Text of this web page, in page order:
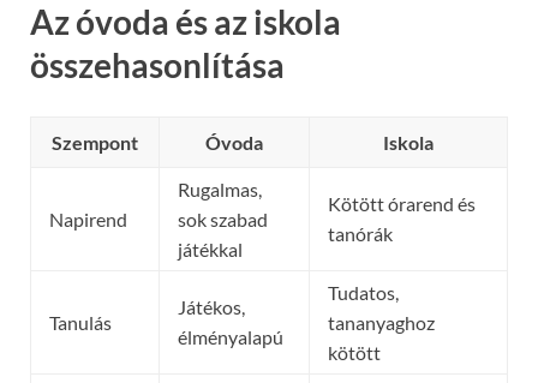
Az óvoda és az iskola
összehasonlítása
Szempont Óvoda Iskola
Napirend
Rugalmas,
sok szabad
játékkal
Kötött órarend és
tanórák
Tanulás
Játékos,
élményalapú
Tudatos,
tananyaghoz
kötött